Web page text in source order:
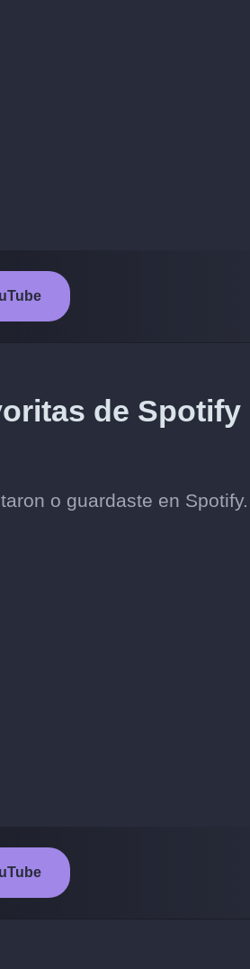
de Spotify
o guardaste en Spotify.